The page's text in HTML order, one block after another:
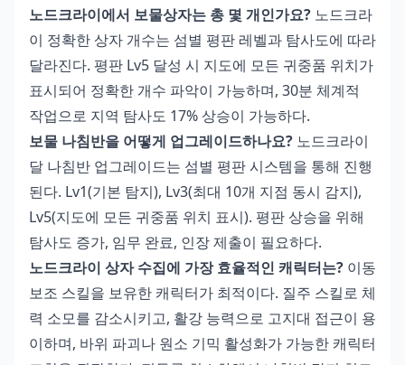
노드크라이에서 보물상자는 총 몇 개인가요? 노드크라
이 정확한 상자 개수는 섬별 평판 레벨과 탐사도에 따라
달라진다. 평판 Lv5 달성 시 지도에 모든 귀중품 위치가
표시되어 정확한 개수 파악이 가능하며, 30분 체계적
작업으로 지역 탐사도 17% 상승이 가능하다.
보물 나침반을 어떻게 업그레이드하나요? 노드크라이
달 나침반 업그레이드는 섬별 평판 시스템을 통해 진행
된다. Lv1(기본 탐지), Lv3(최대 10개 지점 동시 감지),
Lv5(지도에 모든 귀중품 위치 표시). 평판 상승을 위해
탐사도 증가, 임무 완료, 인장 제출이 필요하다.
노드크라이 상자 수집에 가장 효율적인 캐릭터는? 이동
보조 스킬을 보유한 캐릭터가 최적이다. 질주 스킬로 체
력 소모를 감소시키고, 활강 능력으로 고지대 접근이 용
이하며, 바위 파괴나 원소 기믹 활성화가 가능한 캐릭터